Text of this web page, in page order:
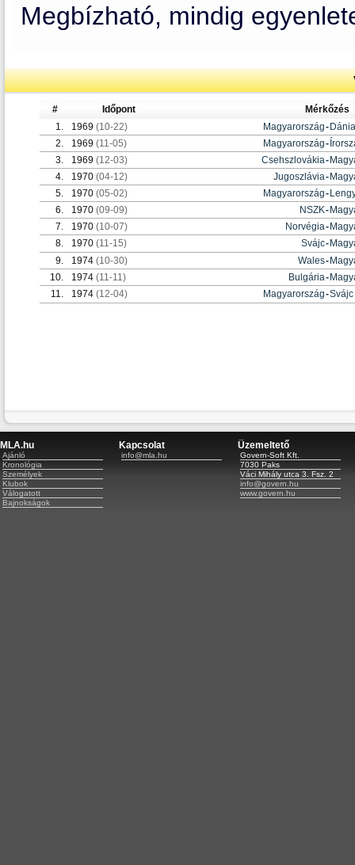
Megbízható, mindig
# Időpont
Mérkőzés
1.
1969 (10-22) Magyarország- Dánia
2.
1969 (11-05) Magyarország-
3.
1969 (12-03) Csehszlovákia-
4.
1970 (04-12) Jugoszlávia-
5.
1970 (05-02) Magyarország-
6.
1970 (09-09) NSZK-
7.
1970 (10-07) Norvégia-
8.
1970 (11-15) Svájc-
9.
1974 (10-30) Wales-
10.
1974 (11-11) Bulgária-
11.
1974 (12-04) Magyarország-Svájc
MLA.hu
Ajánló
Kronológia
Személyek
Klubok
Válogatott
Bajnokságok
Kapcsolat
info@mla.hu
Üzemeltető
Govern-Soft Kft.
7030 Paks
Váci Mihály utca 3. Fsz. 2
info@govern.hu
www.govern.hu